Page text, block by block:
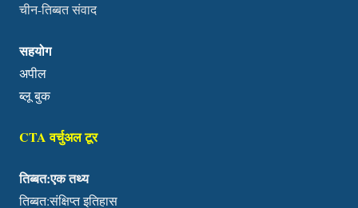
चीन-तिब्बत संवाद
सहयोग
अपील
ब्लू बुक
CTA वर्चुअल टूर
तिब्बत:एक तथ्य
तिब्बत:संक्षिप्त इतिहास